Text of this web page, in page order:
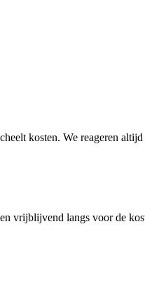
kosten. We reageren
vrijblijvend langs voor de